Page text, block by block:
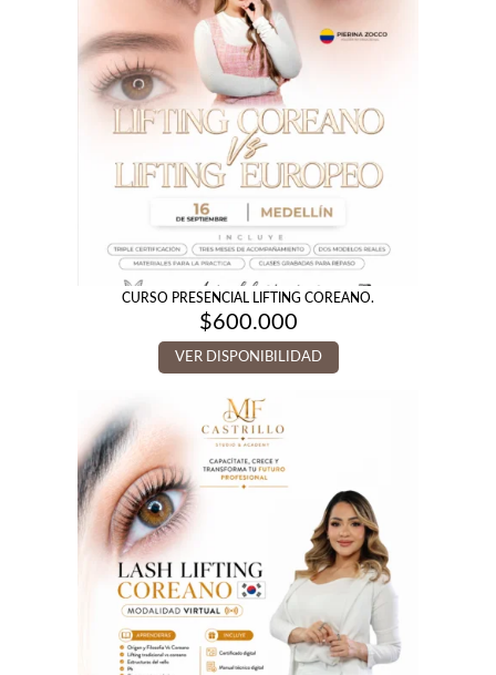
CURSO PRESENCIAL LIFTING COREANO.
$600.000
VER DISPONIBILIDAD